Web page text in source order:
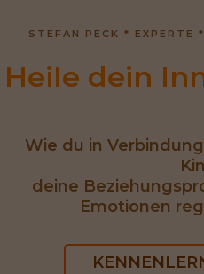
STEFAN PECK * EXPERTE
Wie du in
deine
Emotionen